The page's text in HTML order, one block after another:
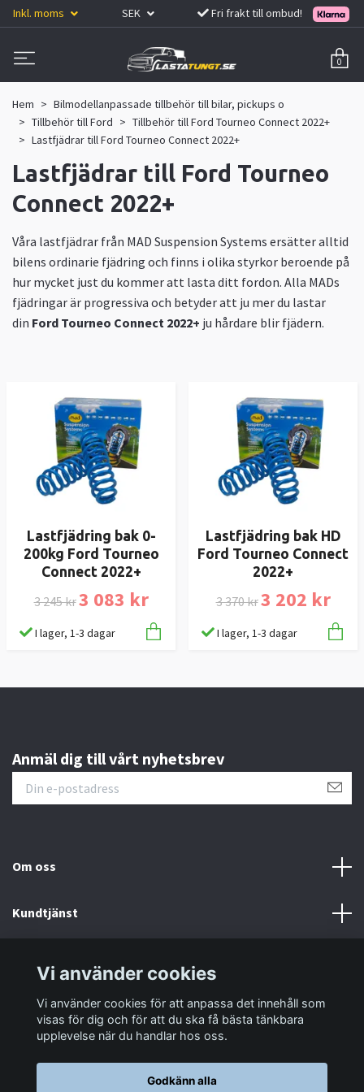
Inkl. moms SEK Fri frakt till ombud!
0
Hem
Bilmodellanpassade tillbehör till bilar, pickups o
Tillbehör till Ford
Tillbehör till Ford Tourneo Connect 2022+
Lastfjädrar till Ford Tourneo Connect 2022+
Lastfjädrar till Ford Tourneo
Connect 2022+
Våra lastfjädrar från MAD Suspension Systems ersätter alltid
bilens ordinarie fjädring och finns i olika styrkor beroende på
hur mycket just du kommer att lasta ditt fordon. Alla MADs
fjädringar är progressiva och betyder att ju mer du lastar
din Ford Tourneo Connect 2022+ ju hårdare blir fjädern.
Lastfjädring bak 0-
200kg Ford Tourneo
Connect 2022+
3 245 kr3 083 kr
I lager, 1-3 dagar
Lastfjädring bak HD
Ford Tourneo Connect
2022+
3 370 kr3 202 kr
I lager, 1-3 dagar
Anmäl dig till vårt nyhetsbrev
Om oss
Kundtjänst
Sociala medier
Vi använder cookies
Vi använder cookies för att anpassa det innehåll som
visas för dig och för att du ska få bästa tänkbara
upplevelse när du handlar hos oss.
Godkänn alla